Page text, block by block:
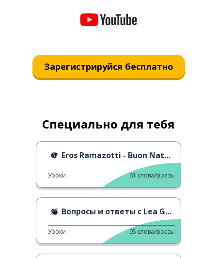
Зарегистрируйся бесплатно
Специально для тебя
Eros Ramazotti - Buon Natale
Уроки 61 слова/фразы
Вопросы и ответы с Lea Gavino
Уроки 95 слова/фразы